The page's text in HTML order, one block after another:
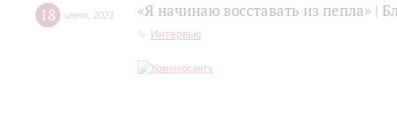
18 июня 2021 «Я начинаю восставать из пепла» |
Интервью